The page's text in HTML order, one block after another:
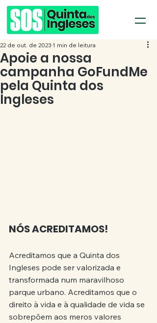
Apoie a nossa
campanha GoFundMe
pela Quinta dos
Ingleses
22 de out. de 2023 1 min de leitura
NÓS ACREDITAMOS!
Acreditamos que a Quinta dos
Ingleses pode ser valorizada e
transformada num maravilhoso
parque urbano. Acreditamos que o
direito à vida e à qualidade de vida se
sobrepõem aos meros valores